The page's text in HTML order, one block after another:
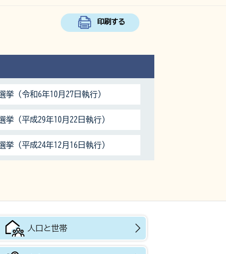
印刷する
挙（令和6年10月27日執行）
挙（平成29年10月22日執行）
挙（平成24年12月16日執行）
人口と世帯